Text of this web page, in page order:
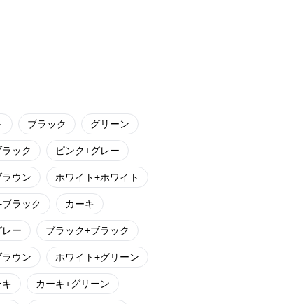
ブラック グリーン
ック ピンク+グレー
ウン ホワイト+ホワイト
ラック カーキ
ー ブラック+ブラック
ウン ホワイト+グリーン
カーキ+グリーン